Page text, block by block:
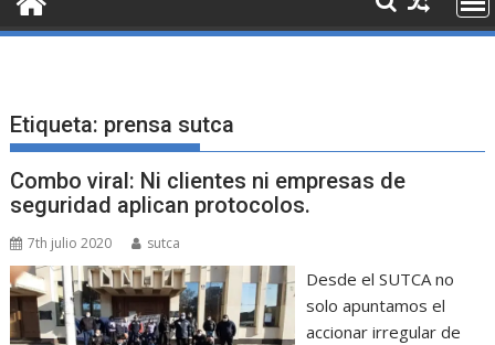
Etiqueta: prensa sutca
Combo viral: Ni clientes ni empresas de
seguridad aplican protocolos.
7th julio 2020 sutca
Desde el SUTCA no
solo apuntamos el
accionar irregular de